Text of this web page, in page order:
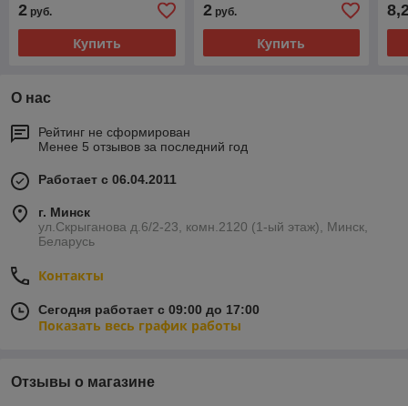
2 руб.
Купить
2руб.
Купить
О нас
Рейтинг не сформирован
Менее 5 отзывов за последний год
Работает с 06.04.2011
г. Минск
ул.Скрыганова д.6/2-23, комн.2120 (1-ый этаж), Минск,
Беларусь
Контакты
Сегодня работает с 09:00 до 17:00
Показать весь график работы
Отзывы о магазине